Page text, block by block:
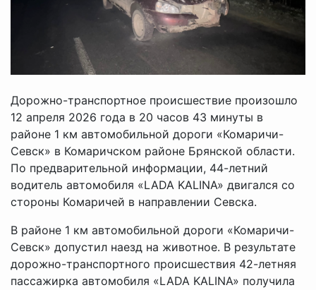
Дорожно-транспортное происшествие произошло
12 апреля 2026 года в 20 часов 43 минуты в
районе 1 км автомобильной дороги «Комаричи-
Севск» в Комаричском районе Брянской области.
По предварительной информации, 44-летний
водитель автомобиля «LADA KALINA» двигался со
стороны Комаричей в направлении Севска.
В районе 1 км автомобильной дороги «Комаричи-
Севск» допустил наезд на животное. В результате
дорожно-транспортного происшествия 42-летняя
пассажирка автомобиля «LADA KALINA» получила